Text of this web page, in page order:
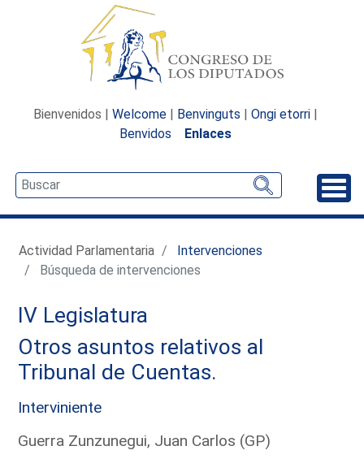
Bienvenidos | Welcome | Benvinguts | Ongi etorri |
Benvidos
Enlaces
Actividad Parlamentaria
Intervenciones
Búsqueda de intervenciones
IV Legislatura
Otros asuntos relativos al
Tribunal de Cuentas.
Interviniente
Guerra Zunzunegui, Juan Carlos (GP)